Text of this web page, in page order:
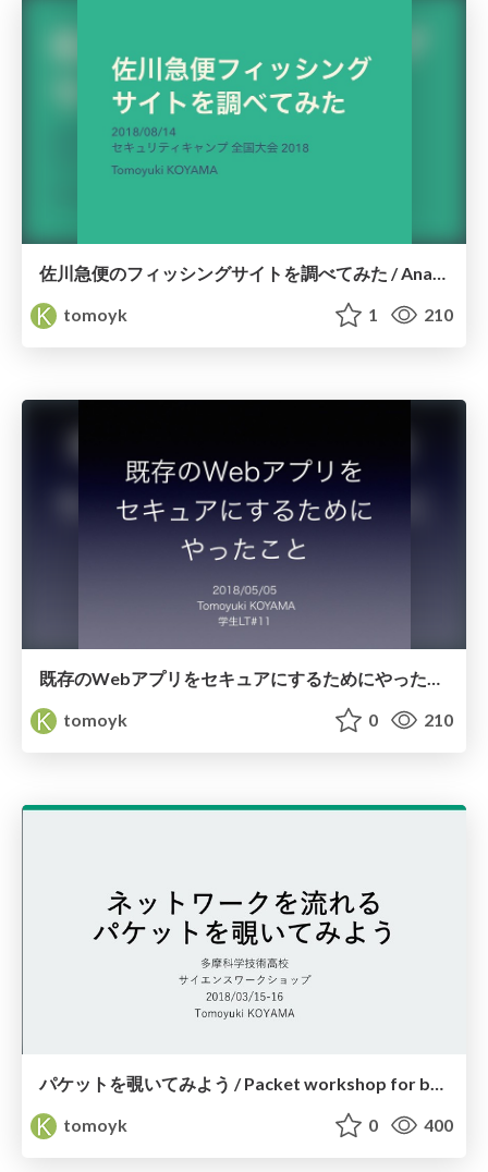
tomoyk
1 210
既存のWebアプリをセキュアにするためにやったこと / Student-LT-WebSec
tomoyk
0 210
パケットを覗いてみよう / Packet workshop for beginners
tomoyk
0 400